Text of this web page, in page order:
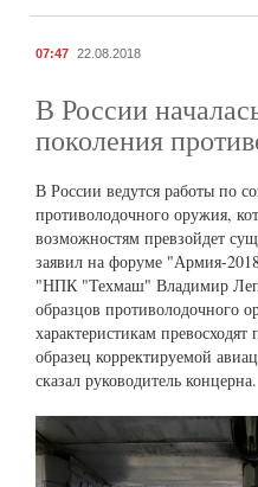
07:47 22.08.2018
В России
поколения
В России ведутся работы по
противолодочного оружия,
возможностям превзойдет
заявил на форуме "Армия-
"НПК "Техмаш" Владимир
образцов противолодочного
характеристикам
образец корректируемой
сказал руководитель концерна.